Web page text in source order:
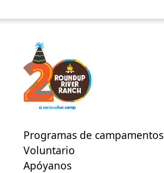
Programas de campamentos
Voluntario
Apóyanos